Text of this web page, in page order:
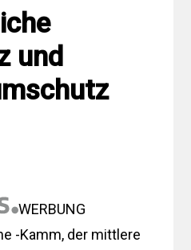
und
WERBUNG
-Kamm, der mittlere